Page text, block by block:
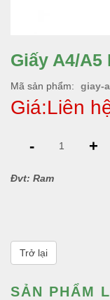
Giấy A4/A5
Mã sản phẩm giay-
Giá:Liên
- +
Đvt: Ram
Trở lại
SẢN PHẨM